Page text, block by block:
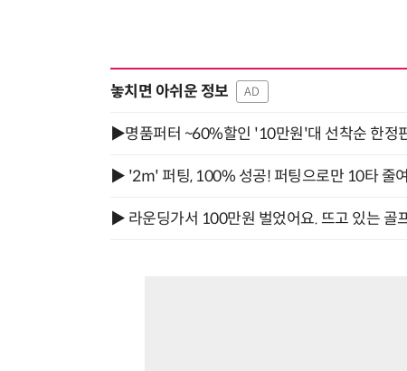
놓치면 아쉬운 정보 AD
▶명품퍼터 ~60%할인 '10만원'대 선착순 한정
▶ '2m' 퍼팅, 100% 성공! 퍼팅으로만 10타 줄
▶ 라운딩가서 100만원 벌었어요. 뜨고 있는 골